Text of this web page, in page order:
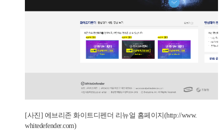
[사진] 에브리존 화이트디펜더 리뉴얼 홈페이지(http://www.
whitedefender.com)